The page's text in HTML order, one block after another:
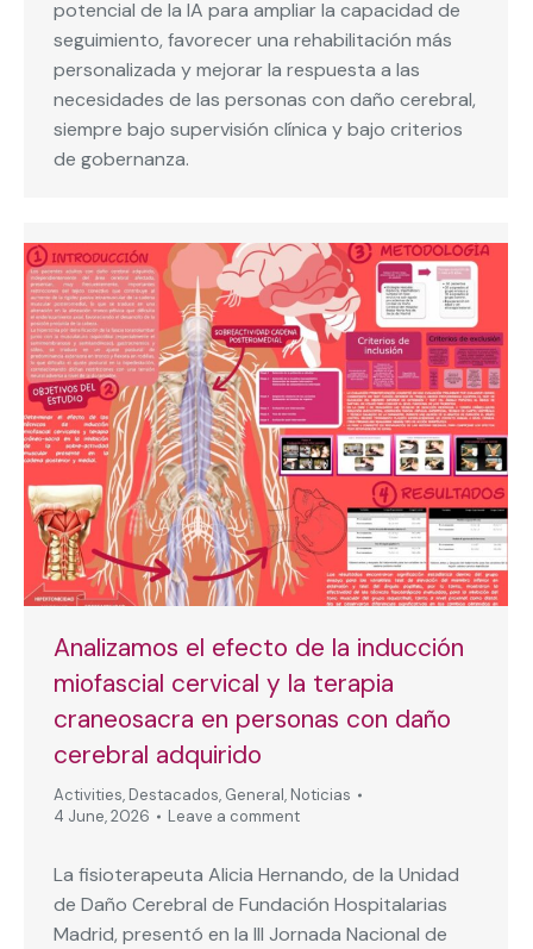
potencial de la IA para ampliar la capacidad de
seguimiento, favorecer una rehabilitación más
personalizada y mejorar la respuesta a las
necesidades de las personas con daño cerebral,
siempre bajo supervisión clínica y bajo criterios
de gobernanza.
Analizamos el efecto de la inducción
miofascial cervical y la terapia
craneosacra en personas con daño
cerebral adquirido
Activities, Destacados, General, Noticias
4 June, 2026
Leave a comment
La fisioterapeuta Alicia Hernando, de la Unidad
de Daño Cerebral de Fundación Hospitalarias
Madrid, presentó en la III Jornada Nacional de